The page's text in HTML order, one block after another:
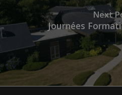
Next
Journées